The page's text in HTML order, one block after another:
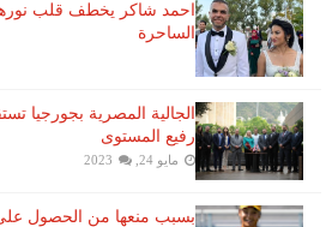
احمد شاكر يخطف قلب
الساحرة
الجالية المصرية بجورجيا
رفيع المستوى
مايو 24, 2023
بسبب منعها من الحصول على